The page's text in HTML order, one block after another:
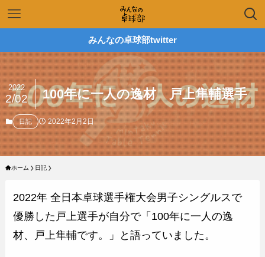
みんなの卓球部twitter
100年に一人の逸材 戸上隼輔選手
2022
2/02
日記 2022年2月2日
ホーム 日記
2022年 全日本卓球選手権大会男子シングルスで
優勝した戸上選手が自分で「100年に一人の逸
材、戸上隼輔です。」と語っていました。